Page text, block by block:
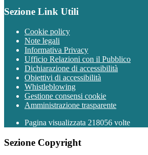
Sezione Link Utili
Cookie policy
Note legali
Informativa Privacy
Ufficio Relazioni con il Pubblico
Dichiarazione di accessibilità
Obiettivi di accessibilità
Whistleblowing
Gestione consensi cookie
Amministrazione trasparente
Pagina visualizzata 218056 volte
Sezione Copyright